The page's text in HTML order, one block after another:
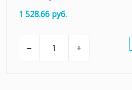
1 528.66 руб.
– +